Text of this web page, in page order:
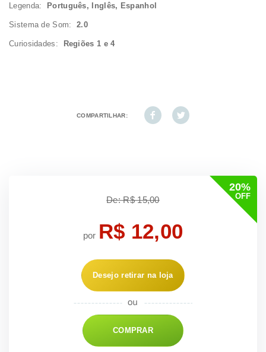
Legenda: Português, Inglês, Espanhol
Sistema de Som:2.0
Curiosidades: Regiões 1 e 4
COMPARTILHAR:
20%
OFF
De: R$ 15,00
por R$ 12,00
Desejo retirar na loja
COMPRAR